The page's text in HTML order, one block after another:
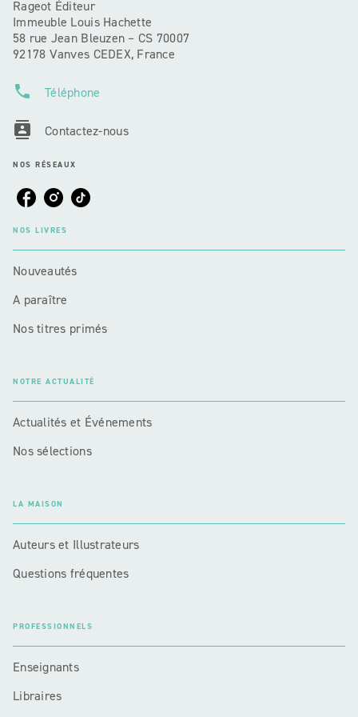
Rageot Éditeur
Immeuble Louis Hachette
58 rue Jean Bleuzen – CS 70007
92178 Vanves CEDEX, France
phone Téléphone
contacts Contactez-nous
NOS RÉSEAUX
NOS LIVRES
Nouveautés
A paraître
Nos titres primés
NOTRE ACTUALITÉ
Actualités et Événements
Nos sélections
LA MAISON
Auteurs et Illustrateurs
Questions fréquentes
PROFESSIONNELS
Enseignants
Libraires